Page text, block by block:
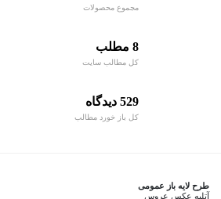
مجموع محصولات
8 مطلب
کل مطالب سایت
529 دیدگاه
کل باز خورد مطالب
طرح لایه باز عمومی
آتلیه عکس عروس